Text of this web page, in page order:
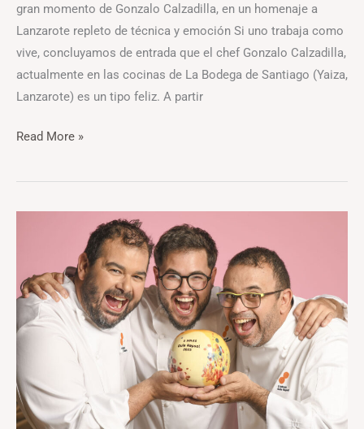
gran momento de Gonzalo Calzadilla, en un homenaje a
Lanzarote repleto de técnica y emoción Si uno trabaja como
vive, concluyamos de entrada que el chef Gonzalo Calzadilla,
actualmente en las cocinas de La Bodega de Santiago (Yaiza,
Lanzarote) es un tipo feliz. A partir
Read More »
deja
un
panorama
soleado
en
Canarias